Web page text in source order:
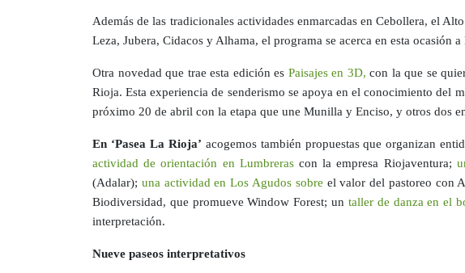
Además de las tradicionales actividades enmarcadas en Cebollera, el
Leza, Jubera, Cidacos y Alhama, el programa se acerca en esta ocasión
Otra novedad que trae esta edición es Paisajes en 3D, con la que se
Rioja. Esta experiencia de senderismo se apoya en el conocimiento del
próximo 20 de abril con la etapa que une Munilla y Enciso, y otros dos
En ‘Pasea La Rioja’ acogemos también propuestas que organizan
actividad de orientación en Lumbrerascon la empresa Riojaventura;
(Adalar); una actividad en Los Agudos sobre el valor del pastoreo con
Biodiversidad, que promueve Window Forest; un taller de danza en el
interpretación.
Nueve paseos interpretativos